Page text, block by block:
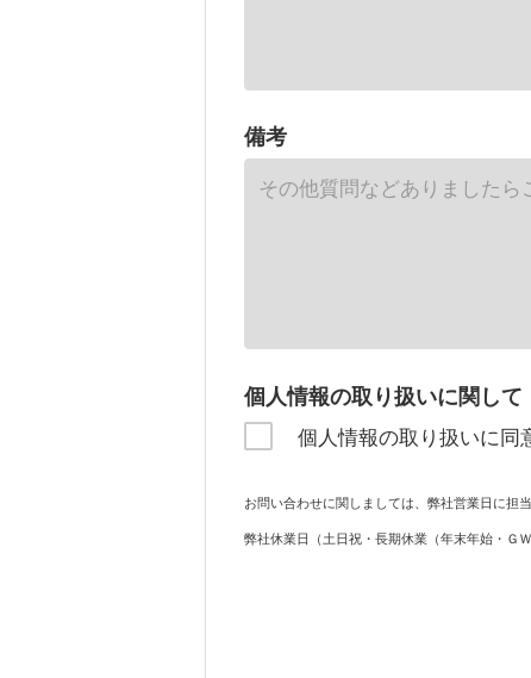
備考
個人情報の取り扱いに関して
個人情報の取り扱いに同
お問い合わせに関しましては、弊社営業日に担
弊社休業日（土日祝・長期休業（年末年始・Ｇ